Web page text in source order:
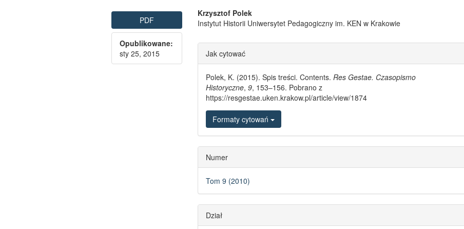
Article Sidebar
PDF
Opublikowane:
sty 25, 2015
Main Article Content
Krzysztof Polek
Instytut Historii Uniwersytet Pedagogiczny im. KEN w Krakowie
Article Details
Jak cytować
Polek, K. (2015). Spis treści. Contents.Res Gestae. Czasopismo
Historyczne,9, 153–156. Pobrano z
https://resgestae.uken.krakow.pl/article/view/1874
Formaty cytowań
Numer
Tom 9 (2010)
Dział